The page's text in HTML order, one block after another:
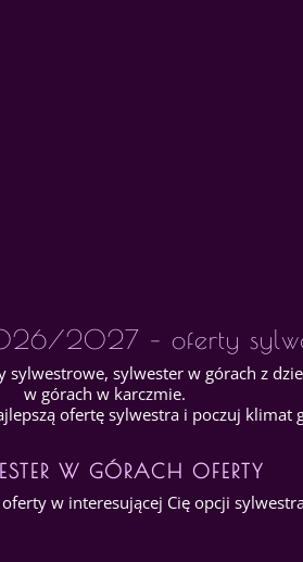
2027 – oferty
sylwester w górach z
w górach w karczmie.
ofertę sylwestra i poczuj klimat
W GÓRACH OFERTY
oferty w interesującej Cię opcji